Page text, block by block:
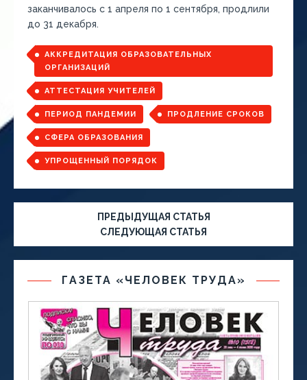
заканчивалось с 1 апреля по 1 сентября, продлили
до 31 декабря.
АККРЕДИТАЦИЯ ОБРАЗОВАТЕЛЬНЫХ
ОРГАНИЗАЦИЙ
АТТЕСТАЦИЯ УЧИТЕЛЕЙ
ПЕРИОД ПАНДЕМИИ ПРОДЛЕНИЕ СРОКОВ
СФЕРА ОБРАЗОВАНИЯ
УПРОЩЕННЫЙ ПОРЯДОК
ПРЕДЫДУЩАЯ СТАТЬЯ
СЛЕДУЮЩАЯ СТАТЬЯ
ГАЗЕТА «ЧЕЛОВЕК ТРУДА»